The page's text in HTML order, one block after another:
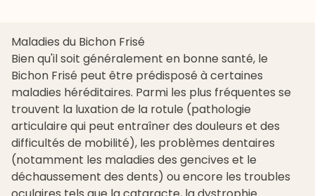
Maladies du Bichon Frisé
Bien qu'il soit généralement en bonne santé, le
Bichon Frisé peut être prédisposé à certaines
maladies héréditaires. Parmi les plus fréquentes se
trouvent la luxation de la rotule (pathologie
articulaire qui peut entraîner des douleurs et des
difficultés de mobilité), les problèmes dentaires
(notamment les maladies des gencives et le
déchaussement des dents) ou encore les troubles